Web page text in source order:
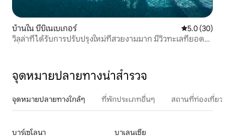
บ้านใน บีบิเนเบเกอร์ คะแนนเฉลี่ย
5.0 (30)
วิลล่าที่ได้รับการปรับปรุงใหม่ที่สวยงามมาก มีวิวทะเลที่ยอด
จุดหมายปลายทางน่าสำรวจ
จุดหมายปลายทางใกล้ๆ ที่พักประเภทอื่นๆ สถานที่ท่องเที่ย
บาร์เซโลนา
บาเลนเซีย